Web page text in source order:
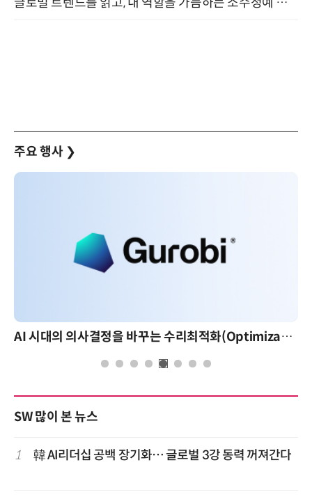
주요 행사 ❯
AI 시대의 의사결정을 바꾸는 수리최적화(Optimization): 실제 산업 적용 사례와 활용 전략
SW 많이 본 뉴스
1 韓 AI리더십 공백 장기화… 글로벌 3강 동력 꺼져간다